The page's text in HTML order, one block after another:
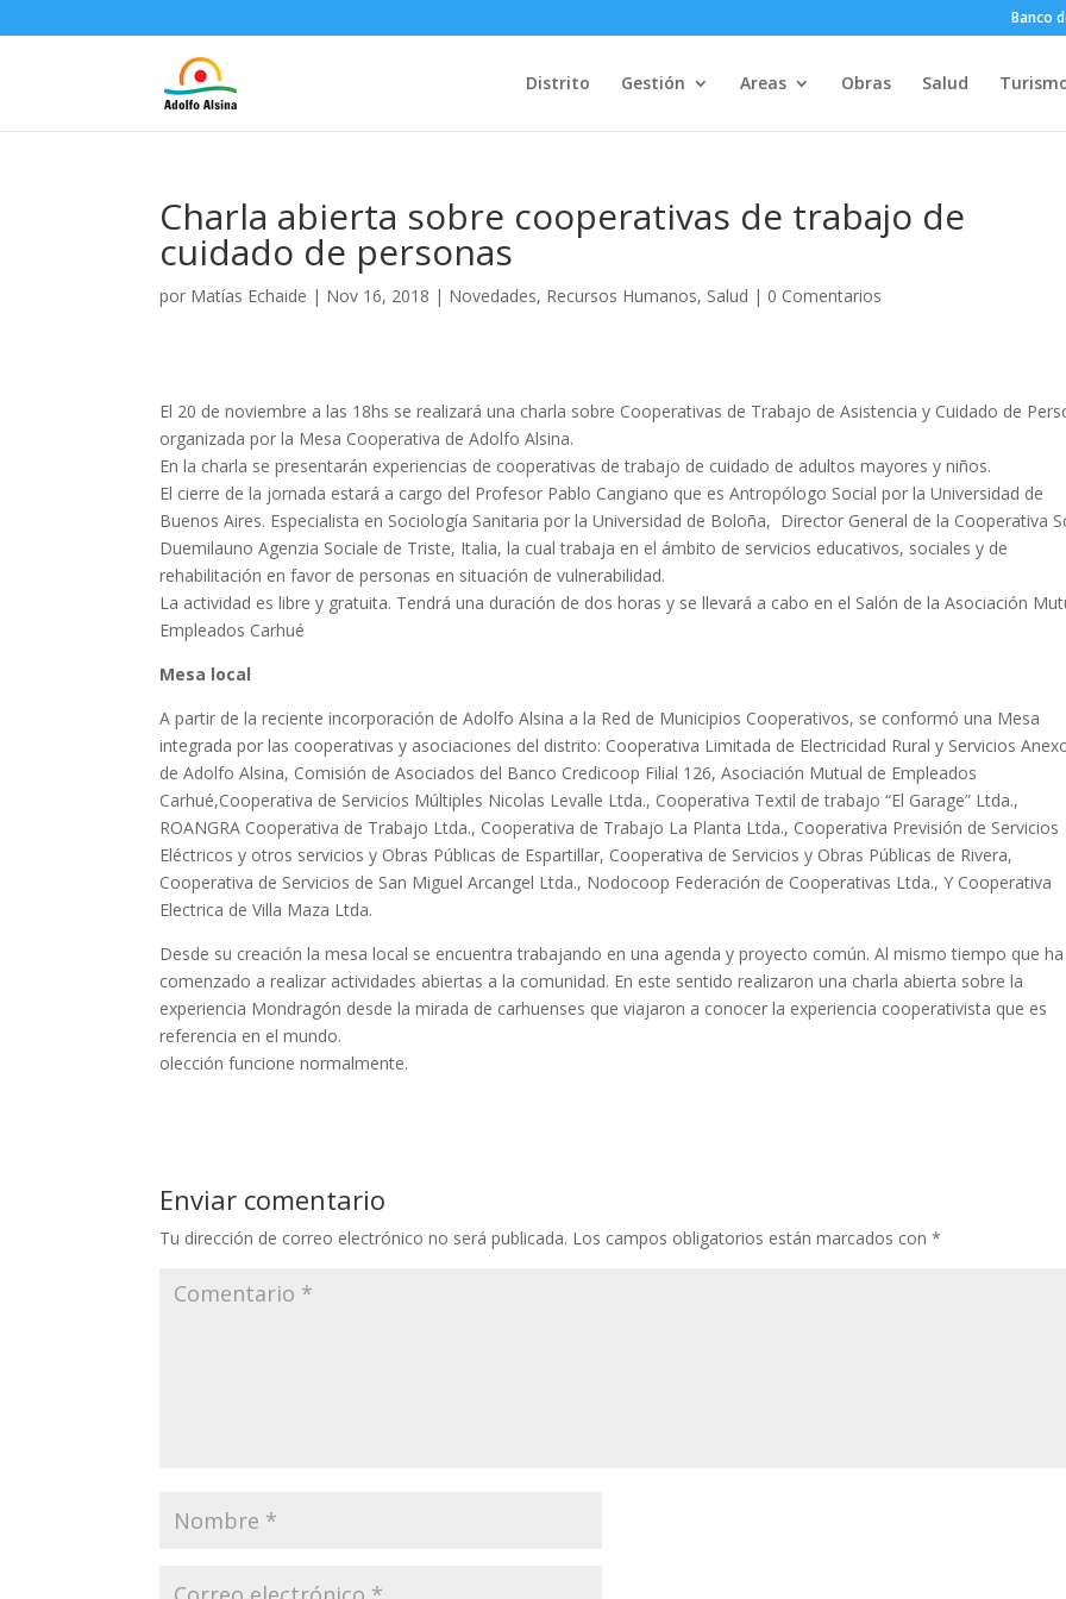
Banco
Distrito Gestión Areas Obras Salud
Charla abierta sobre cooperativas de trabajo de
cuidado de personas
por Matías Echaide | Nov 16, 2018 | Novedades, Recursos Humanos, Salud | 0 Comentarios
El 20 de noviembre a las 18hs se realizará una charla sobre Cooperativas de Trabajo de Asistencia y Cuidado de
organizada por la Mesa Cooperativa de Adolfo Alsina.
En la charla se presentarán experiencias de cooperativas de trabajo de cuidado de adultos mayores y niños.
El cierre de la jornada estará a cargo del Profesor Pablo Cangiano que es Antropólogo Social por la Universidad de
Buenos Aires. Especialista en Sociología Sanitaria por la Universidad de Boloña, Director General de la Cooperativa
Duemilauno Agenzia Sociale de Triste, Italia, la cual trabaja en el ámbito de servicios educativos, sociales y de
rehabilitación en favor de personas en situación de vulnerabilidad.
La actividad es libre y gratuita. Tendrá una duración de dos horas y se llevará a cabo en el Salón de la Asociación
Empleados Carhué
Mesa local
A partir de la reciente incorporación de Adolfo Alsina a la Red de Municipios Cooperativos, se conformó una Mesa
integrada por las cooperativas y asociaciones del distrito: Cooperativa Limitada de Electricidad Rural y Servicios
de Adolfo Alsina, Comisión de Asociados del Banco Credicoop Filial 126, Asociación Mutual de Empleados
Carhué,Cooperativa de Servicios Múltiples Nicolas Levalle Ltda., Cooperativa Textil de trabajo “El Garage” Ltda.,
ROANGRA Cooperativa de Trabajo Ltda., Cooperativa de Trabajo La Planta Ltda., Cooperativa Previsión de Servicios
Eléctricos y otros servicios y Obras Públicas de Espartillar, Cooperativa de Servicios y Obras Públicas de Rivera,
Cooperativa de Servicios de San Miguel Arcangel Ltda., Nodocoop Federación de Cooperativas Ltda., Y Cooperativa
Electrica de Villa Maza Ltda.
Desde su creación la mesa local se encuentra trabajando en una agenda y proyecto común. Al mismo tiempo que ha
comenzado a realizar actividades abiertas a la comunidad. En este sentido realizaron una charla abierta sobre la
experiencia Mondragón desde la mirada de carhuenses que viajaron a conocer la experiencia cooperativista que es
referencia en el mundo.
olección funcione normalmente.
Enviar comentario
Tu dirección de correo electrónico no será publicada. Los campos obligatorios están marcados con*